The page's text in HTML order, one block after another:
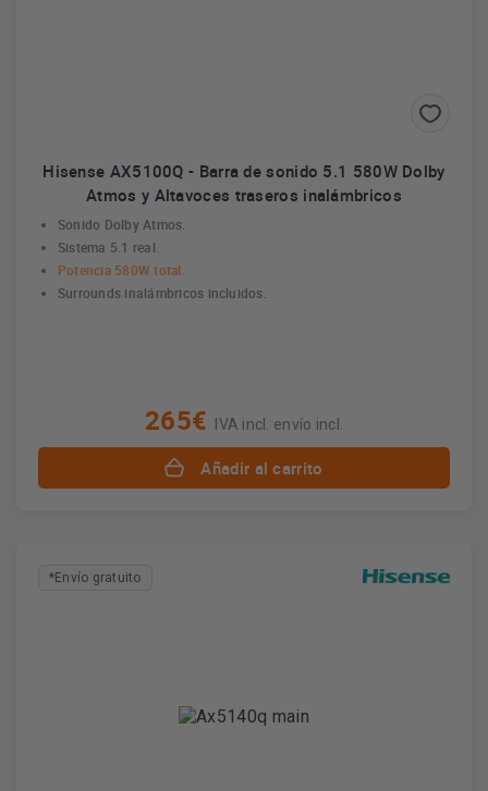
Hisense AX5100Q - Barra de sonido 5.1 580W Dolby
Atmos y Altavoces traseros inalámbricos
Sonido Dolby Atmos.
Sistema 5.1 real.
Potencia 580W total.
Surrounds inalámbricos incluidos.
265€ IVA incl. envío incl.
Añadir al carrito
*Envío gratuito